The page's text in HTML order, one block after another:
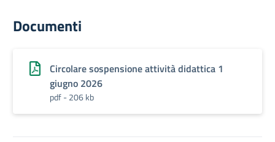
Documenti
Circolare sospensione attività didattica 1
giugno 2026
pdf - 206 kb